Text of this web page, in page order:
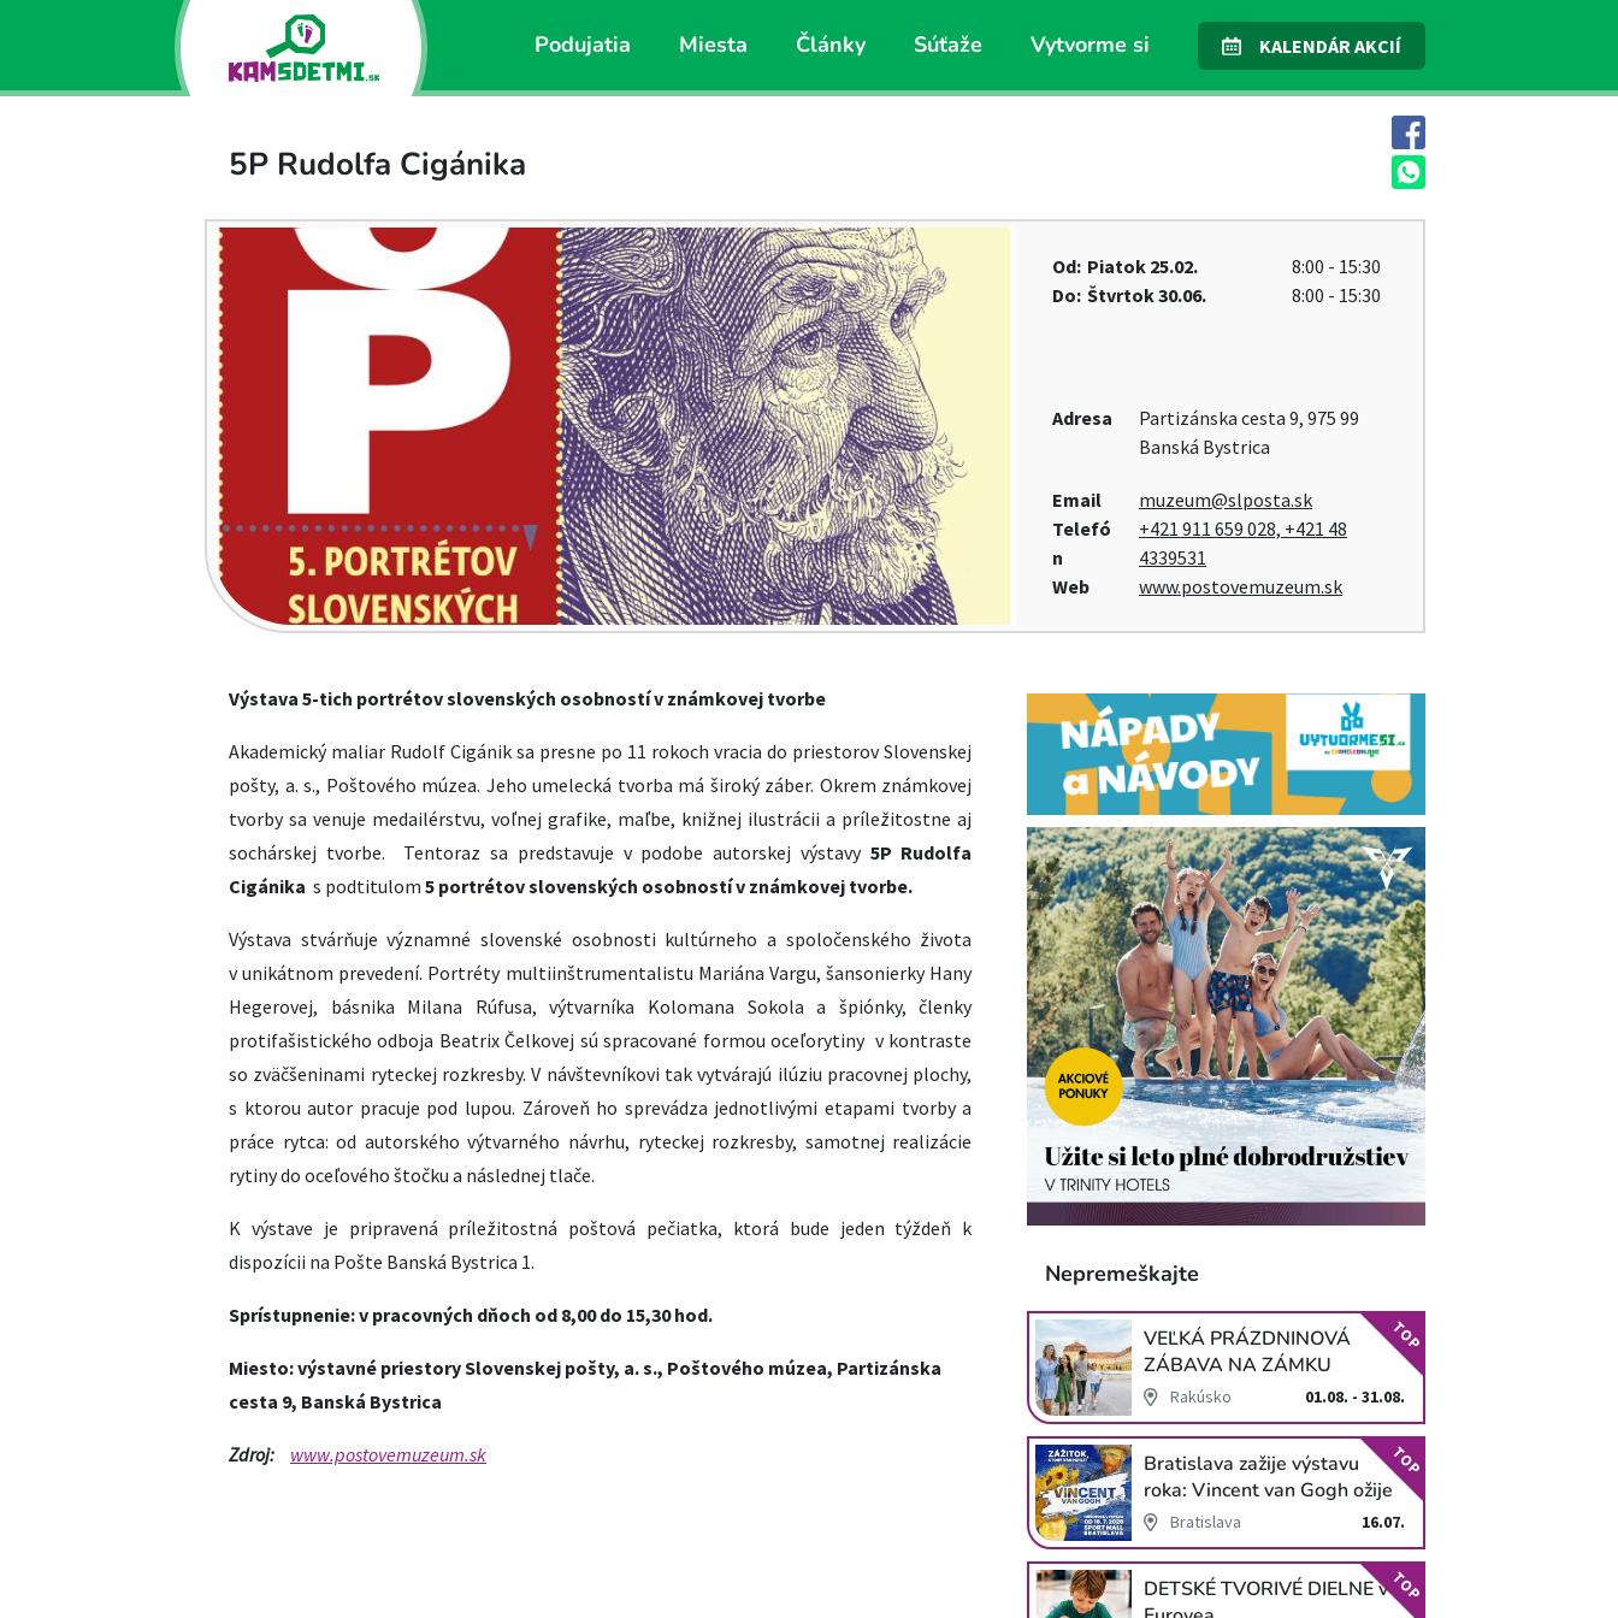
Podujatia Miesta Články Súťaže Vytvorme si KALENDÁR AKCIÍ
5P Rudolfa Cigánika
Od: Piatok25.02.
8:00 - 15:30
Do: Štvrtok30.06. 8:00 - 15:30
Adresa
Partizánska cesta 9, 975 99
Banská Bystrica
Email
muzeum@slposta.sk
Telefó
n
+421 911 659 028, +421 48
4339531
Web
www.postovemuzeum.sk
Výstava 5-tich portrétov slovenských osobností v známkovej tvorbe
Akademický maliar Rudolf Cigánik sa presne po 11 rokoch vracia do priestorov Slovenskej
pošty, a. s., Poštového múzea. Jeho umelecká tvorba má široký záber. Okrem známkovej
tvorby sa venuje medailérstvu, voľnej grafike, maľbe, knižnej ilustrácii a príležitostne aj
sochárskej tvorbe. Tentoraz sa predstavuje v podobe autorskej výstavy 5P Rudolfa
Cigánika s podtitulom 5 portrétov slovenských osobností v známkovej tvorbe.
Výstava stvárňuje významné slovenské osobnosti kultúrneho a spoločenského života
v unikátnom prevedení. Portréty multiinštrumentalistu Mariána Vargu, šansonierky Hany
Hegerovej, básnika Milana Rúfusa, výtvarníka Kolomana Sokola a špiónky, členky
protifašistického odboja Beatrix Čelkovej sú spracované formou oceľorytiny v kontraste
so zväčšeninami ryteckej rozkresby. V návštevníkovi tak vytvárajú ilúziu pracovnej plochy,
s ktorou autor pracuje pod lupou. Zároveň ho sprevádza jednotlivými etapami tvorby a
práce rytca: od autorského výtvarného návrhu, ryteckej rozkresby, samotnej realizácie
rytiny do oceľového štočku a následnej tlače.
K výstave je pripravená príležitostná poštová pečiatka, ktorá bude jeden týždeň k
dispozícii na Pošte Banská Bystrica 1.
Sprístupnenie: v pracovných dňoch od 8,00 do 15,30 hod.
Miesto: výstavné priestory Slovenskej pošty, a. s., Poštového múzea, Partizánska
cesta 9, Banská Bystrica
Zdroj: www.postovemuzeum.sk
Nepremeškajte
VEĽKÁ PRÁZDNINOVÁ
ZÁBAVA NA ZÁMKU
SCHLOSS HOF
Rakúsko 01.08. - 31.08.
TOP
Bratislava zažije výstavu
roka: Vincent van Gogh ožije
v unikátnej imerzívnej šou!
Bratislava 16.07.
TOP
DETSKÉ TVORIVÉ DIELNE vTOP